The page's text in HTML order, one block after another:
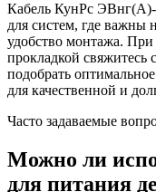
Кабель КунРс
для систем, где важны
удобство монтажа. При
прокладкой
подобрать
для качественной и
Часто задаваемые
Можно ли
для питания